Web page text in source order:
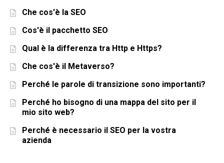
Che cos'è la SEO
Cos'è il pacchetto SEO
Qual è la differenza tra Http e Https?
Che cos'è il Metaverso?
Perché le parole di transizione sono importanti?
Perché ho bisogno di una mappa del sito per il
mio sito web?
Perché è necessario il SEO per la vostra
azienda